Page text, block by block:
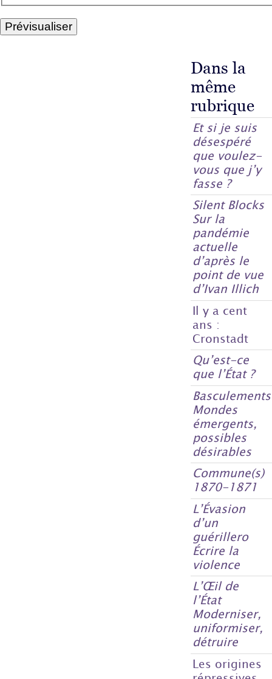
Dans la
même
rubrique
Et si je suis
désespéré
que voulez-
vous que j’y
fasse ?
Silent Blocks
Sur la
pandémie
actuelle
d’après le
point de vue
d’Ivan Illich
Il y a cent
ans :
Cronstadt
Qu’est-ce
que l’État ?
Basculements
Mondes
émergents,
possibles
désirables
Commune(s)
1870-1871
L’Évasion
d’un
guérillero
Écrire la
violence
L’Œil de
l’État
Moderniser,
uniformiser,
détruire
Les origines